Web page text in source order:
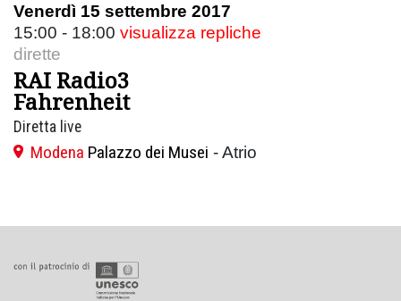
Venerdì 15 settembre 2017
15:00 - 18:00 visualizza repliche
dirette
RAI Radio3
Fahrenheit
Diretta live
Modena Palazzo dei Musei - Atrio